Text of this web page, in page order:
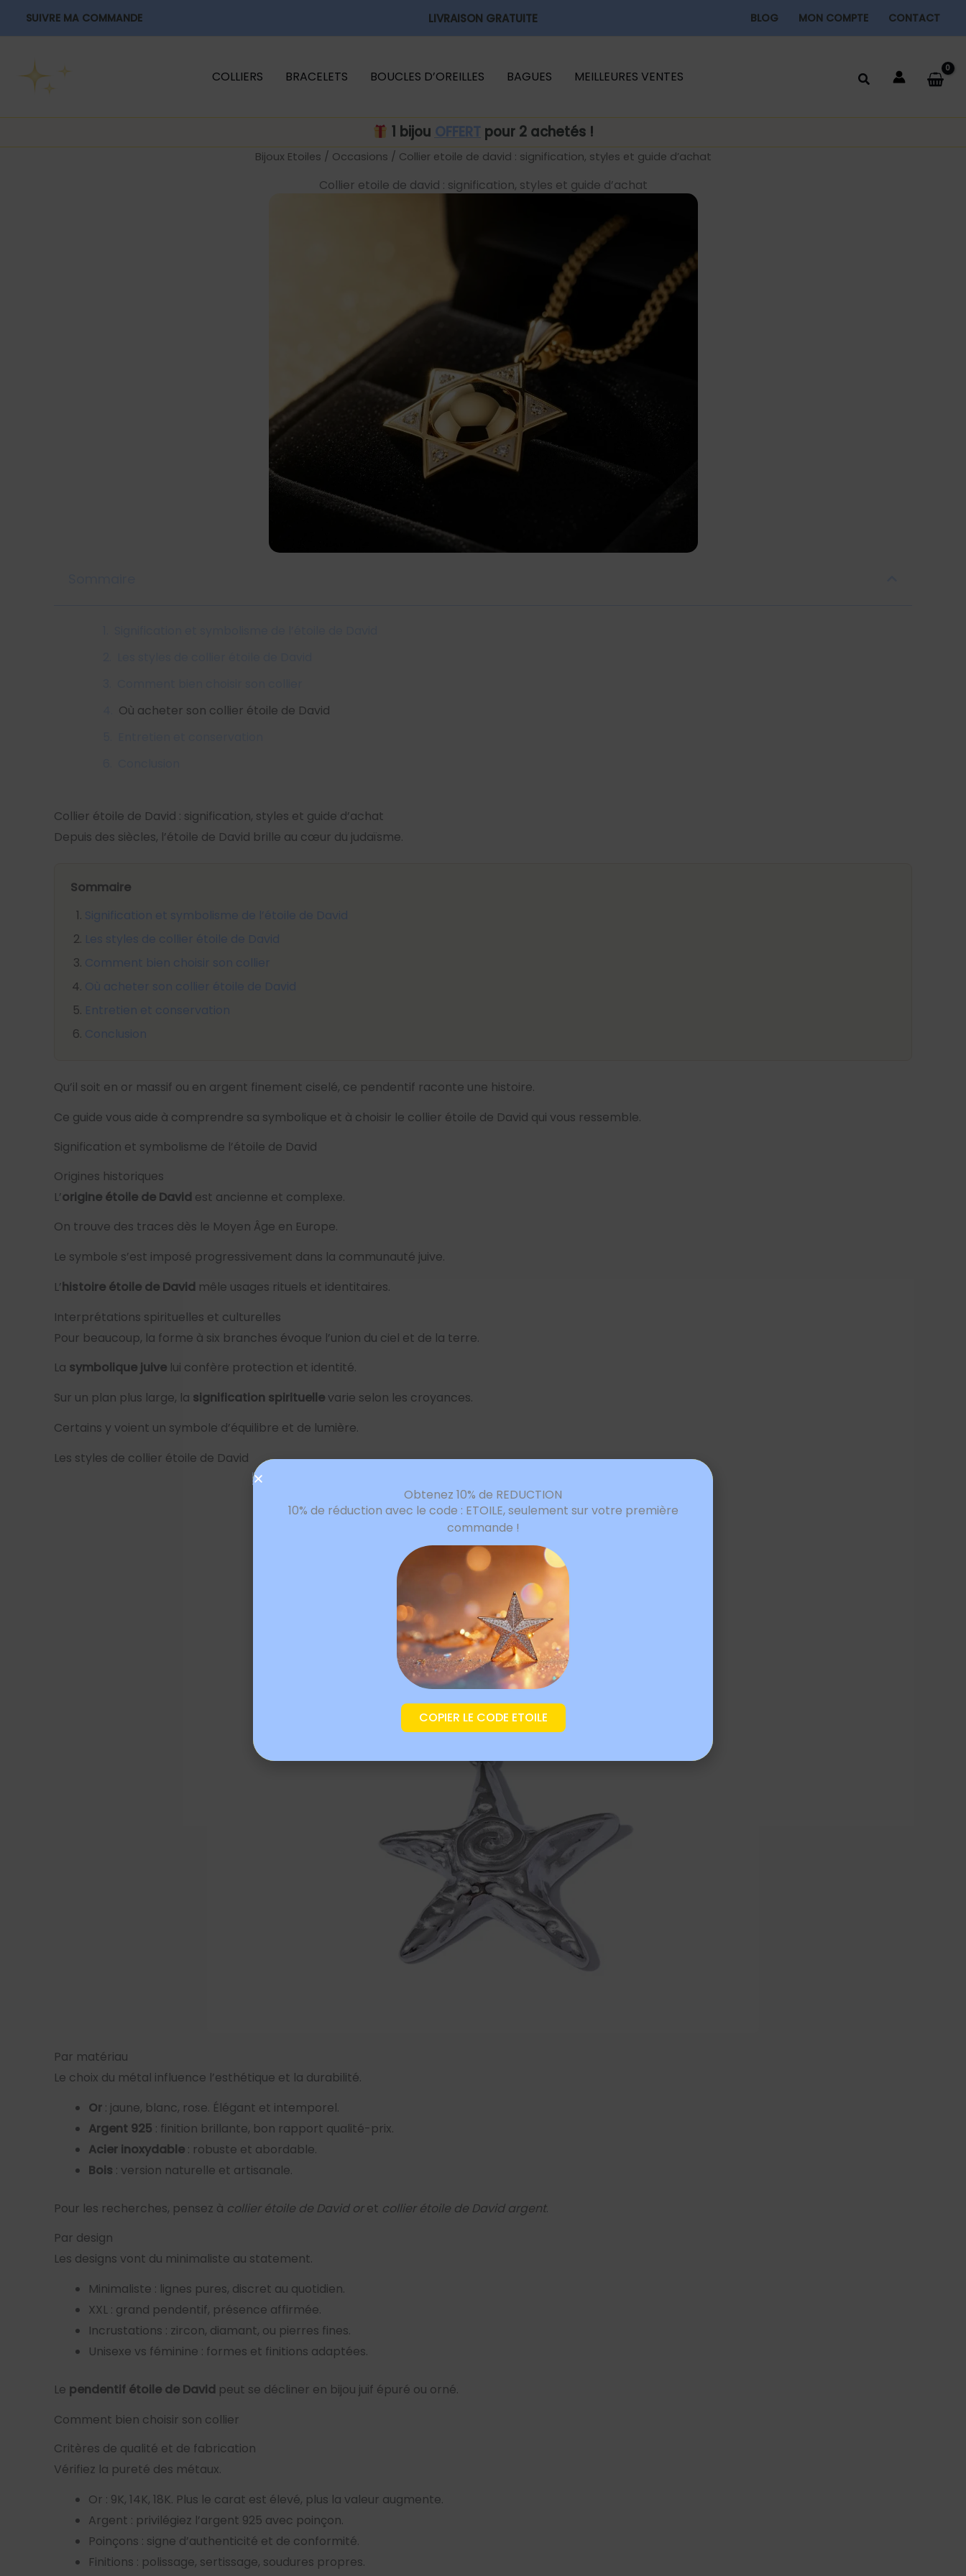
SUIVRE MA COMMANDE LIVRAISON GRATUITE BLOG MON COMPTE CONTACT
COLLIERS BRACELETS BOUCLES D’OREILLES BAGUES MEILLEURES VENTES
1 bijou OFFERT pour 2 achetés !
Bijoux Etoiles / Occasions / Collier etoile de david : signification, styles et guide d’achat
Collier etoile de david : signification, styles et guide d’achat
Où acheter son collier étoile de David
Collier étoile de David : signification, styles et guide d’achat
Depuis des siècles, l’étoile de David brille au cœur du judaïsme.
Sommaire
Signification et symbolisme de l’étoile de David
Les styles de collier étoile de David
Comment bien choisir son collier
Où acheter son collier étoile de David
Entretien et conservation
Conclusion
Qu’il soit en or massif ou en argent finement ciselé, ce pendentif raconte une histoire.
Ce guide vous aide à comprendre sa symbolique et à choisir le collier étoile de David qui vous ressemble.
Signification et symbolisme de l’étoile de David
Origines historiques
L’origine étoile de David est ancienne et complexe.
On trouve des traces dès le Moyen Âge en Europe.
Le symbole s’est imposé progressivement dans la communauté juive.
L’histoire étoile de David mêle usages rituels et identitaires.
Interprétations spirituelles et culturelles
Pour beaucoup, la forme à six branches évoque l’union du ciel et de la terre.
La symbolique juive lui confère protection et identité.
Sur un plan plus large, la signification spirituelle varie selon les croyances.
Certains y voient un symbole d’équilibre et de lumière.
Les styles de collier étoile de David
Par matériau
Le choix du métal influence l’esthétique et la durabilité.
Or : jaune, blanc, rose. Élégant et intemporel.
Argent 925 : finition brillante, bon rapport qualité-prix.
Acier inoxydable : robuste et abordable.
Bois : version naturelle et artisanale.
Pour les recherches, pensez à collier étoile de David oret collier étoile de David argent.
Par design
Les designs vont du minimaliste au statement.
Minimaliste : lignes pures, discret au quotidien.
XXL : grand pendentif, présence affirmée.
Incrustations : zircon, diamant, ou pierres fines.
Unisexe vs féminine : formes et finitions adaptées.
Le pendentif étoile de David peut se décliner en bijou juif épuré ou orné.
Comment bien choisir son collier
Critères de qualité et de fabrication
Vérifiez la pureté des métaux.
Or : 9K, 14K, 18K. Plus le carat est élevé, plus la valeur augmente.
Argent : privilégiez l’argent 925 avec poinçon.
Poinçons : signe d’authenticité et de conformité.
Finitions : polissage, sertissage, soudures propres.
Obtenez 10% de REDUCTION
10% de réduction avec le code : ETOILE, seulement sur votre première
commande !
COPIER LE CODE ETOILE